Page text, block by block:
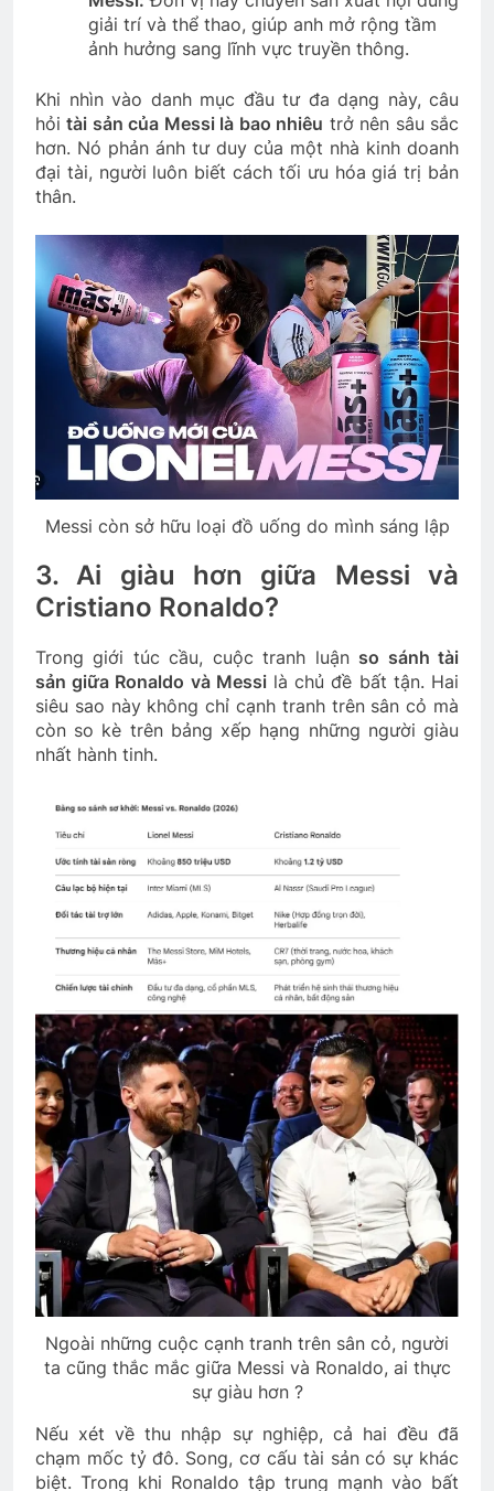
giải trí và thể thao, giúp anh mở rộng tầm
ảnh hưởng sang lĩnh vực truyền thông.
Khi nhìn vào danh mục đầu tư đa dạng này, câu
hỏitài sản của Messi là bao nhiêu trở nên sâu sắc
hơn. Nó phản ánh tư duy của một nhà kinh doanh
đại tài, người luôn biết cách tối ưu hóa giá trị bản
thân.
Messi còn sở hữu loại đồ uống do mình sáng lập
3. Ai giàu hơn giữa Messi và
Cristiano Ronaldo?
Trong giới túc cầu, cuộc tranh luận so sánh tài
sản giữa Ronaldo và Messilà chủ đề bất tận. Hai
siêu sao này không chỉ cạnh tranh trên sân cỏ mà
còn so kè trên bảng xếp hạng những người giàu
nhất hành tinh.
Ngoài những cuộc cạnh tranh trên sân cỏ, người
ta cũng thắc mắc giữa Messi và Ronaldo, ai thực
sự giàu hơn ?
Nếu xét về thu nhập sự nghiệp, cả hai đều đã
chạm mốc tỷ đô. Song, cơ cấu tài sản có sự khác
biệt. Trong khi Ronaldo tập trung mạnh vào bất